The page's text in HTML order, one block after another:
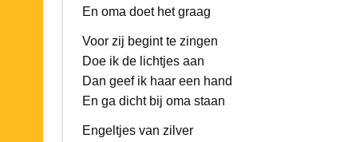
En oma doet het graag
Voor zij begint te zingen
Doe ik de lichtjes aan
Dan geef ik haar een hand
En ga dicht bij oma staan
Engeltjes van zilver